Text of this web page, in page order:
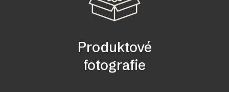
Produktové
fotografie